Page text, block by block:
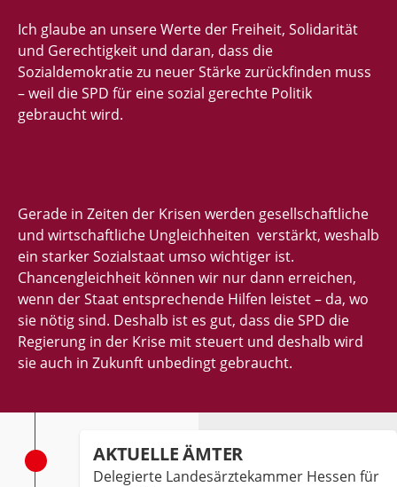
Ich glaube an unsere Werte der Freiheit, Solidarität
und Gerechtigkeit und daran, dass die
Sozialdemokratie zu neuer Stärke zurückfinden muss
– weil die SPD für eine sozial gerechte Politik
gebraucht wird.
Gerade in Zeiten der Krisen werden gesellschaftliche
und wirtschaftliche Ungleichheiten verstärkt, weshalb
ein starker Sozialstaat umso wichtiger ist.
Chancengleichheit können wir nur dann erreichen,
wenn der Staat entsprechende Hilfen leistet – da, wo
sie nötig sind. Deshalb ist es gut, dass die SPD die
Regierung in der Krise mit steuert und deshalb wird
sie auch in Zukunft unbedingt gebraucht.
AKTUELLE ÄMTER
Delegierte Landesärztekammer Hessen für